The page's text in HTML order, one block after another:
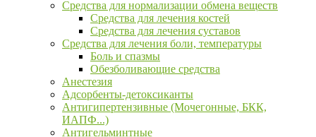
Средства для нормализации обмена веществ
Средства для лечения костей
Средства для лечения суставов
Средства для лечения боли, температуры
Боль и спазмы
Обезболивающие средства
Анестезия
Адсорбенты-детоксиканты
Антигипертензивные (Мочегонные, БКК,
ИАПФ...)
Антигельминтные